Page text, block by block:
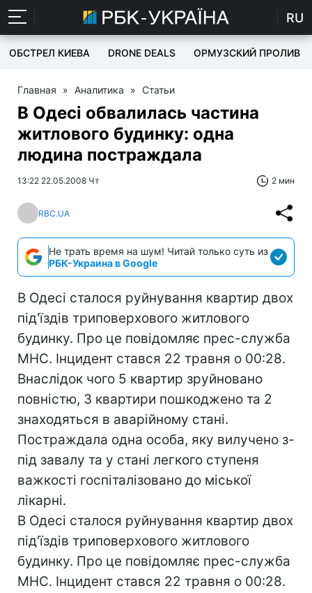
RU
ОБСТРЕЛ КИЕВА DRONE DEALS ОРМУЗСКИЙ ПРОЛИВ
Главная » Аналитика » Статьи
В Одесі обвалилась частина
житлового будинку: одна
людина постраждала
13:22 22.05.2008 Чт 2 мин
RBC.UA
Не трать время на шум! Читай только суть из
РБК-Украина в Google
В Одесі сталося руйнування квартир двох
під'їздів триповерхового житлового
будинку. Про це повідомляє прес-служба
МНС. Інцидент стався 22 травня о 00:28.
Внаслідок чого 5 квартир зруйновано
повністю, 3 квартири пошкоджено та 2
знаходяться в аварійному стані.
Постраждала одна особа, яку вилучено з-
під завалу та у стані легкого ступеня
важкості госпіталізовано до міської
лікарні.
В Одесі сталося руйнування квартир двох
під'їздів триповерхового житлового
будинку. Про це повідомляє прес-служба
МНС. Інцидент стався 22 травня о 00:28.